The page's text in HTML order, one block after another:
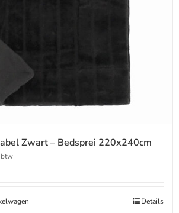
Zwart – Bedsprei 220x240cm
Details